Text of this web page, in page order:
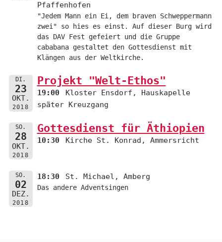
Pfaffenhofen
"Jedem Mann ein Ei, dem braven Schweppermann
zwei" so hies es einst. Auf dieser Burg wird
das DAV Fest gefeiert und die Gruppe
cababana gestaltet den Gottesdienst mit
Klängen aus der Weltkirche.
DI.
23
OKT.
2018
Projekt "Welt-Ethos"
19:00
Kloster Ensdorf, Hauskapelle
später Kreuzgang
SO.
28
OKT.
2018
Gottesdienst für Äthiopien
10:30 Kirche St. Konrad, Ammersricht
SO.
02
DEZ.
2018
18:30 St. Michael, Amberg
Das andere Adventsingen